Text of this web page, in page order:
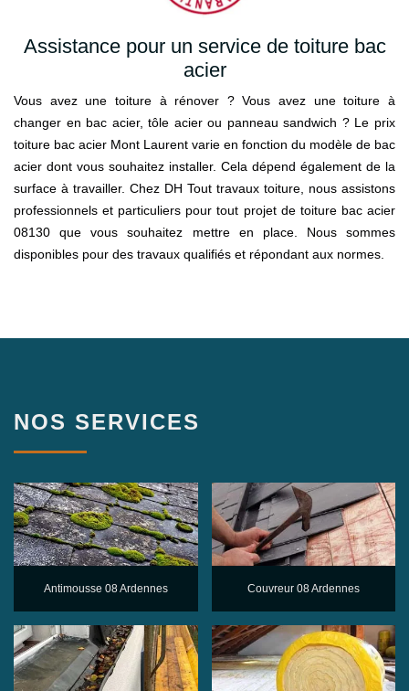
Assistance pour un service de toiture bac
acier
Vous avez une toiture à rénover ? Vous avez une toiture à
changer en bac acier, tôle acier ou panneau sandwich ? Le prix
toiture bac acier Mont Laurent varie en fonction du modèle de bac
acier dont vous souhaitez installer. Cela dépend également de la
surface à travailler. Chez DH Tout travaux toiture, nous assistons
professionnels et particuliers pour tout projet de toiture bac acier
08130 que vous souhaitez mettre en place. Nous sommes
disponibles pour des travaux qualifiés et répondant aux normes.
NOS SERVICES
Antimousse 08 Ardennes Couvreur 08 Ardennes